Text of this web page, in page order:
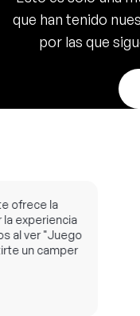
que han tenido
por las que
la
experiencia
ver "Juego
un camper